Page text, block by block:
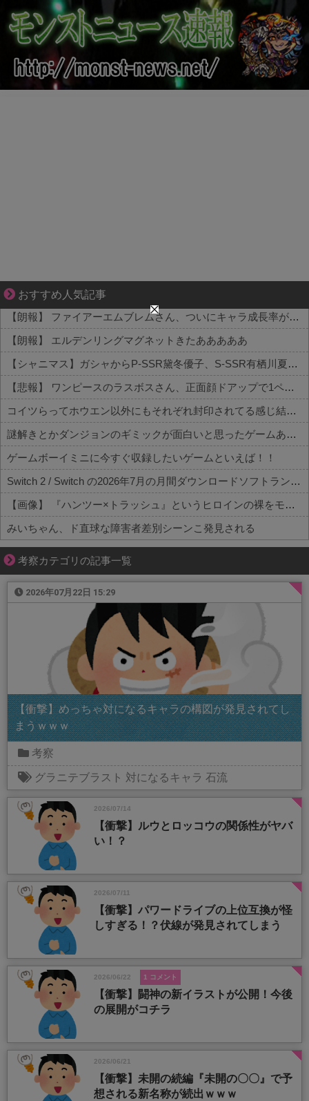
おすすめ人気記事
不器用な二人が辿り着いた、切なく温かい恋物語
【朗報】 ファイアーエムブレムさん、ついにキャラ成長率がゲーム内で見れるようになる
【朗報】 エルデンリングマグネットきたあああああ
【シャニマス】ガシャからP-SSR黛冬優子、S-SSR有栖川夏葉が登場！イベントS-SR福丸小糸！
【悲報】 ワンピースのラスボスさん、正面顔ドアップで1ページ内３コマを埋めてしまうｗｗｗｗｗｗｗ
コイツらってホウエン以外にもそれぞれ封印されてる感じ結構量産されてたのかな
謎解きとかダンジョンのギミックが面白いと思ったゲームある？
ゲームボーイミニに今すぐ収録したいゲームといえば！！
Switch 2 / Switch の2026年7月の月間ダウンロードソフトランキング
【画像】 『ハンツー×トラッシュ』というヒロインの裸をモブキャラに見られまくる漫画
みいちゃん、ド直球な障害者差別シーンこ発見される
Powered by livedoor 相互RSS
考察カテゴリの記事一覧
2026年07月22日 15:29
【衝撃】めっちゃ対になるキャラの構図が発見されてし
まうｗｗｗ
考察
グラニテブラスト 対になるキャラ 石流
2026/07/14
【衝撃】ルウとロッコウの関係性がヤバ
い！？
2026/07/11
【衝撃】パワードライブの上位互換が怪
しすぎる！？伏線が発見されてしまう
2026/06/22 1 コメント
【衝撃】闘神の新イラストが公開！今後
の展開がコチラ
2026/06/21
【衝撃】未開の続編『未開の〇〇』で予
想される新名称が続出ｗｗｗ